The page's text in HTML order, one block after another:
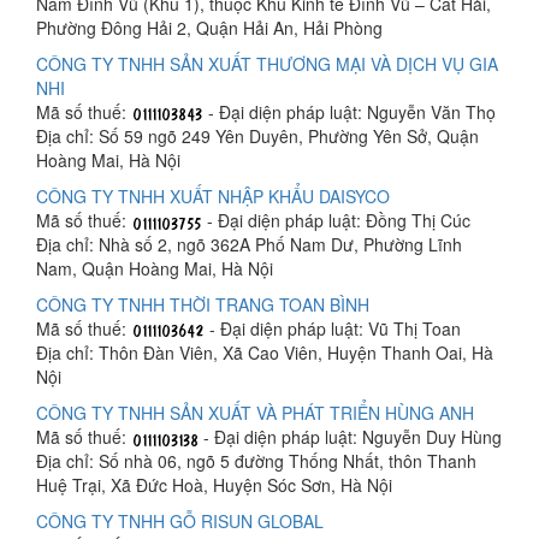
Phường Đông Hải 2, Quận Hải An, Hải Phòng
CÔNG TY TNHH SẢN XUẤT THƯƠNG MẠI VÀ DỊCH VỤ GIA
NHI
Mã số thuế:
- Đại diện pháp luật: Nguyễn Văn Thọ
Địa chỉ: Số 59 ngõ 249 Yên Duyên, Phường Yên Sở, Quận
Hoàng Mai, Hà Nội
CÔNG TY TNHH XUẤT NHẬP KHẨU DAISYCO
Mã số thuế:
- Đại diện pháp luật: Đồng Thị Cúc
Địa chỉ: Nhà số 2, ngõ 362A Phố Nam Dư, Phường Lĩnh
Nam, Quận Hoàng Mai, Hà Nội
CÔNG TY TNHH THỜI TRANG TOAN BÌNH
Mã số thuế:
- Đại diện pháp luật: Vũ Thị Toan
Địa chỉ: Thôn Đàn Viên, Xã Cao Viên, Huyện Thanh Oai, Hà
Nội
CÔNG TY TNHH SẢN XUẤT VÀ PHÁT TRIỂN HÙNG ANH
Mã số thuế:
- Đại diện pháp luật: Nguyễn Duy Hùng
Địa chỉ: Số nhà 06, ngõ 5 đường Thống Nhất, thôn Thanh
Huệ Trại, Xã Đức Hoà, Huyện Sóc Sơn, Hà Nội
CÔNG TY TNHH GỖ RISUN GLOBAL